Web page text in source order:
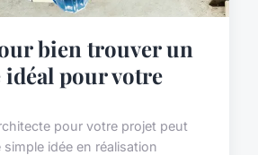
bien trouver un
pour votre
pour votre projet peut
idée en réalisation